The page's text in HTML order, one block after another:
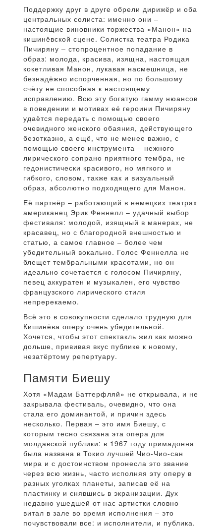
Поддержку друг в друге обрели дирижёр и оба
центральных солиста: именно они –
настоящие виновники торжества «Манон» на
кишинёвской сцене. Солистка театра Родика
Пичиряну – стопроцентное попадание в
образ: молода, красива, изящна, настоящая
кокетливая Манон, лукавая насмешница, не
безнадёжно испорченная, но по большому
счёту не способная к настоящему
исправлению. Всю эту богатую гамму нюансов
в поведении и мотивах её героини Пичиряну
удаётся передать с помощью своего
очевидного женского обаяния, действующего
безотказно, а ещё, что не менее важно, с
помощью своего инструмента – нежного
лирического сопрано приятного тембра, не
гедонистически красивого, но мягкого и
гибкого, словом, также как и визуальный
образ, абсолютно подходящего для Манон.
Её партнёр – работающий в немецких театрах
американец Эрик Феннелл – удачный выбор
фестиваля: молодой, изящный в манерах, не
красавец, но с благородной внешностью и
статью, а самое главное – более чем
убедительный вокально. Голос Феннелла не
блещет тембральными красотами, но он
идеально сочетается с голосом Пичиряну,
певец аккуратен и музыкален, его чувство
французского лирического стиля
непререкаемо.
Всё это в совокупности сделало трудную для
Кишинёва оперу очень убедительной.
Хочется, чтобы этот спектакль жил как можно
дольше, прививая вкус публике к новому,
незатёртому репертуару.
Памяти Биешу
Хотя «Мадам Баттерфляй» не открывала, и не
закрывала фестиваль, очевидно, что она
стала его доминантой, и причин здесь
несколько. Первая – это имя Биешу, с
которым тесно связана эта опера для
молдавской публики: в 1967 году примадонна
была названа в Токио лучшей Чио-Чио-сан
мира и с достоинством пронесла это звание
через всю жизнь, часто исполняя эту оперу в
разных уголках планеты, записав её на
пластинку и снявшись в экранизации. Дух
недавно ушедшей от нас артистки словно
витал в зале во время исполнения – это
почувствовали все: и исполнители, и публика.